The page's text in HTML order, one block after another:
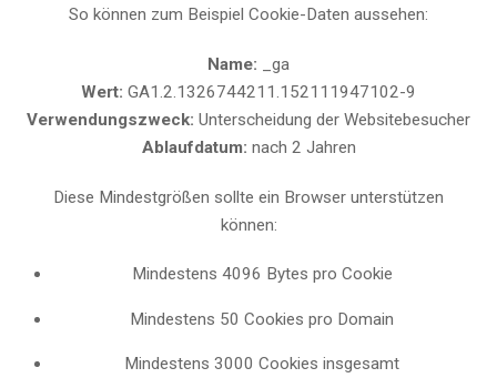
So können zum Beispiel Cookie-Daten aussehen:
Name: _ga
Wert: GA1.2.1326744211.152111947102-9
Verwendungszweck: Unterscheidung der Websitebesucher
Ablaufdatum: nach 2 Jahren
Diese Mindestgrößen sollte ein Browser unterstützen
können:
Mindestens 4096 Bytes pro Cookie
Mindestens 50 Cookies pro Domain
Mindestens 3000 Cookies insgesamt